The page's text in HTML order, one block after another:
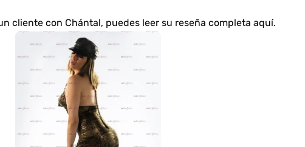
cliente con Chántal, puedes leer su reseña completa aquí.